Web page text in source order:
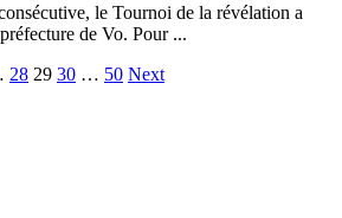
le Tournoi de la révélation a
de Vo. Pour ...
28 29 30 … 50 Next